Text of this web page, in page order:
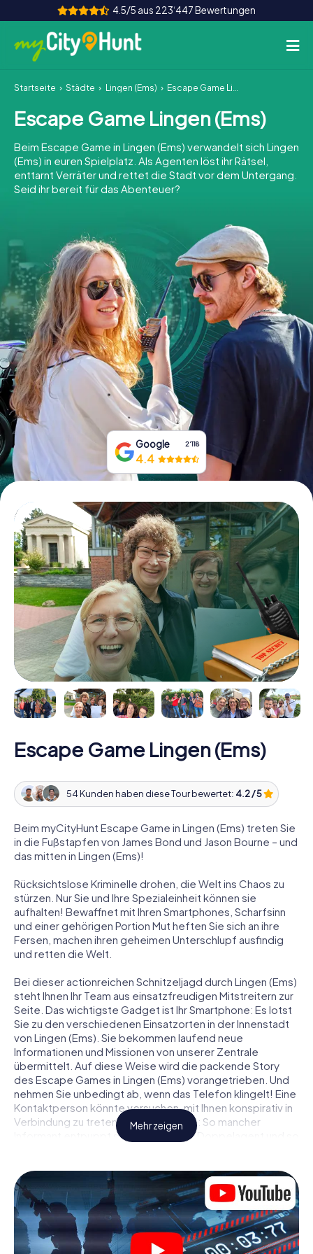
4.5/5 aus 223‘447 Bewertungen
So funktioniert's
Städte
Touren
Teamevent
INT AT CH
DE
ES
FR UK
IE
IT
NL
Tickets buchen
Gutscheine bestellen
Startseite Städte Lingen (Ems) Escape Game Lingen (Ems)
Escape Game Lingen (Ems)
Beim Escape Game in Lingen (Ems) verwandelt sich Lingen
(Ems) in euren Spielplatz. Als Agenten löst ihr Rätsel,
enttarnt Verräter und rettet die Stadt vor dem Untergang.
Seid ihr bereit für das Abenteuer?
Google 2‘118
4.4
Escape Game Lingen (Ems)
54 Kunden haben diese Tour bewertet: 4.2 / 5
Beim myCityHunt Escape Game in Lingen (Ems) treten Sie
in die Fußstapfen von James Bond und Jason Bourne – und
das mitten in Lingen (Ems)!
Rücksichtslose Kriminelle drohen, die Welt ins Chaos zu
stürzen. Nur Sie und Ihre Spezialeinheit können sie
aufhalten! Bewaffnet mit Ihren Smartphones, Scharfsinn
und einer gehörigen Portion Mut heften Sie sich an ihre
Fersen, machen ihren geheimen Unterschlupf ausfindig
und retten die Welt.
Bei dieser actionreichen Schnitzeljagd durch Lingen (Ems)
steht Ihnen Ihr Team aus einsatzfreudigen Mitstreitern zur
Seite. Das wichtigste Gadget ist Ihr Smartphone: Es lotst
Sie zu den verschiedenen Einsatzorten in der Innenstadt
von Lingen (Ems). Sie bekommen laufend neue
Informationen und Missionen von unserer Zentrale
übermittelt. Auf diese Weise wird die packende Story
des Escape Games in Lingen (Ems) vorangetrieben. Und
nehmen Sie unbedingt ab, wenn das Telefon klingelt! Eine
Kontaktperson könnte versuchen, mit Ihnen konspirativ in
Verbindung zu treten … Doch Vorsicht: So mancher
Informant entpuppt sich als dubioser Doppelagent und so
und vor allem: Vertrauen Sie niemandem!
Anders als in einem klassischen Escape Room in Lingen
(Ems) sind Sie also nicht in ein Zimmer eingesperrt, aus
dem Sie sich in einem vorgegebenen Zeitfenster
befreien müssen. Diese Smartphone Schnitzeljagd erklärt
Mehr zeigen